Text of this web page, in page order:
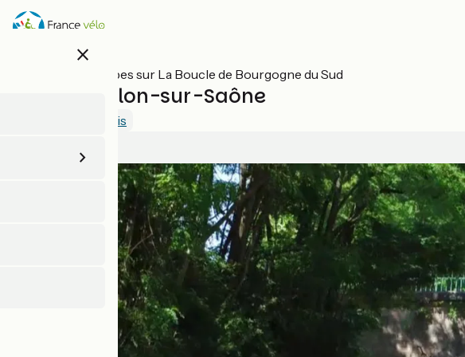
Aller
au
close
Toutes les étapes sur La Boucle de Bourgogne du Sud
Buxy / Chalon-sur-Saône
Voir 2 avis